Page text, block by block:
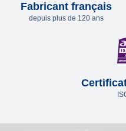
Fabricant français
depuis plus de 120 ans